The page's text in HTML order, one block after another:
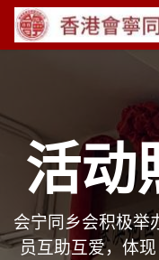
活动
会宁同乡会积极举
员互助互爱，体